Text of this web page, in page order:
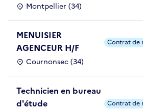
Montpellier (34)
MENUISIER
AGENCEUR H/F
Cournonsec (34)
Contrat de
Technicien en bureau
d'étude
Contrat de